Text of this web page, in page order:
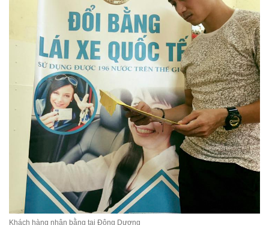
Khách hàng nhận bằng tại Đông Dương